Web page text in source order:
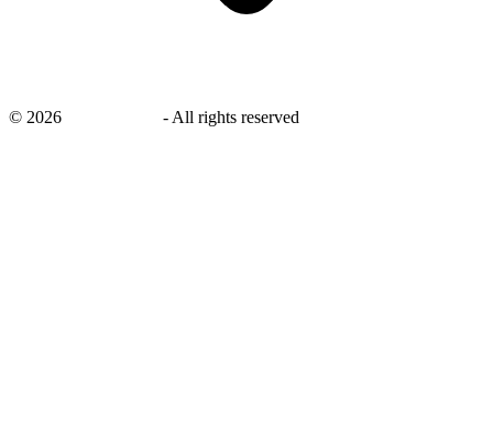
© 2026 - All rights reserved